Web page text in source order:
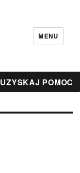
MENU
UZYSKAJ POMOC